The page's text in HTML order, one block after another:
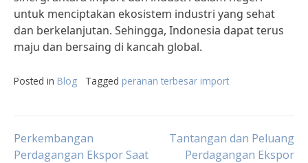
untuk menciptakan ekosistem industri yang sehat
dan berkelanjutan. Sehingga, Indonesia dapat terus
maju dan bersaing di kancah global.
Posted in Blog Tagged peranan terbesar import
Post
Perkembangan
Perdagangan Ekspor Saat
Tantangan dan Peluang
Perdagangan Ekspor